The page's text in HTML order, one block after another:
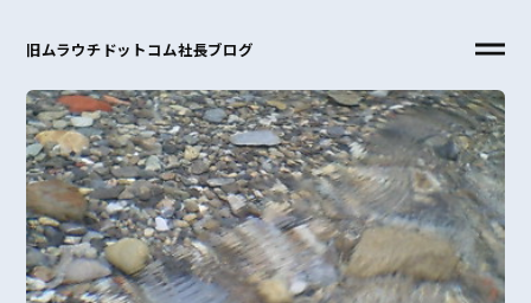
旧ムラウチドットコム社長ブログ